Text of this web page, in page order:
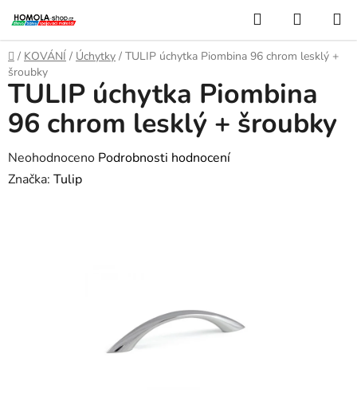
na
obsah
Hledat
KOŠÍK
Domů
/ KOVÁNÍ / Úchytky / TULIP úchytka Piombina 96 chrom lesklý +
šroubky
TULIP úchytka Piombina
96 chrom lesklý + šroubky
Průměrné
hodnocení
Neohodnoceno Podrobnosti hodnocení
Značka: Tulip